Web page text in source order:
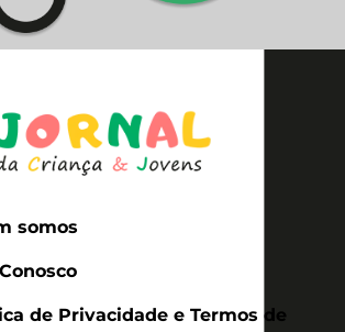
somos
de Privacidade e Termos de